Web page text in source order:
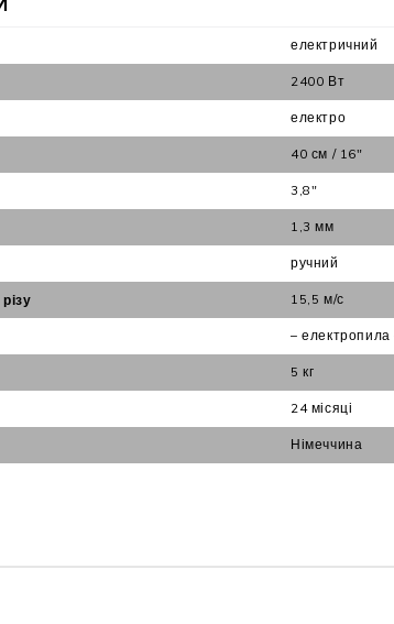
електричний
2400 Вт
електро
40 см / 16"
3,8"
1,3 мм
ручний
15,5 м/с
– електропила
5 кг
24 місяці
Німеччина